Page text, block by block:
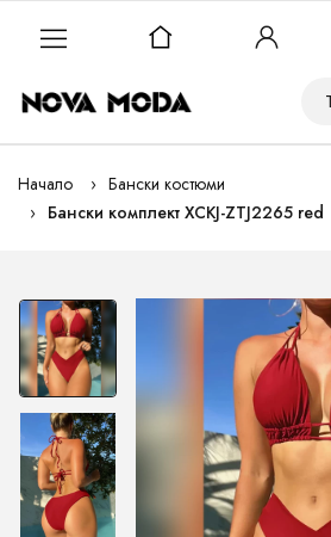
Начало
Бански костюми
Бански комплект XCKJ-ZTJ2265 red